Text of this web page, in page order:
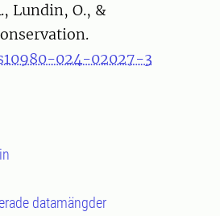
Lundin, O., &
024-02027-3
datamängder